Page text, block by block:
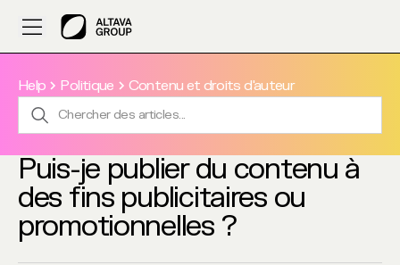
Help Politique Contenu et droits d'auteur
Puis-je publier du contenu à
des fins publicitaires ou
promotionnelles ?